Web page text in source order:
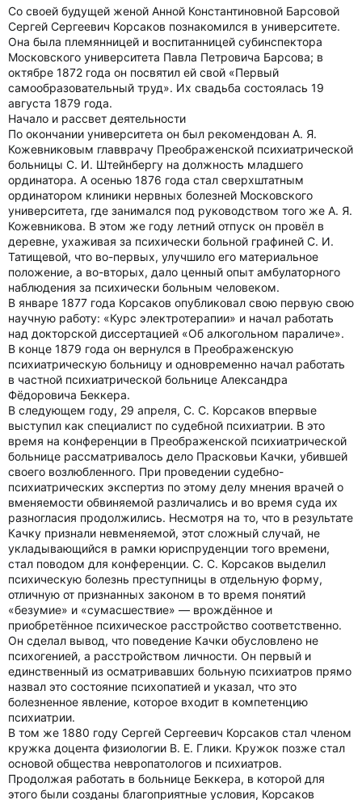
Со своей будущей женой Анной Константиновной Барсовой
Сергей Сергеевич Корсаков познакомился в университете.
Она была племянницей и воспитанницей субинспектора
Московского университета Павла Петровича Барсова; в
октябре 1872 года он посвятил ей свой «Первый
самообразовательный труд». Их свадьба состоялась 19
августа 1879 года.
Начало и рассвет деятельности
По окончании университета он был рекомендован А. Я.
Кожевниковым главврачу Преображенской психиатрической
больницы С. И. Штейнбергу на должность младшего
ординатора. А осенью 1876 года стал сверхштатным
ординатором клиники нервных болезней Московского
университета, где занимался под руководством того же А. Я.
Кожевникова. В этом же году летний отпуск он провёл в
деревне, ухаживая за психически больной графиней С. И.
Татищевой, что во-первых, улучшило его материальное
положение, а во-вторых, дало ценный опыт амбулаторного
наблюдения за психически больным человеком.
В январе 1877 года Корсаков опубликовал свою первую свою
научную работу: «Курс электротерапии» и начал работать
над докторской диссертацией «Об алкогольном параличе».
В конце 1879 года он вернулся в Преображенскую
психиатрическую больницу и одновременно начал работать
в частной психиатрической больнице Александра
Фёдоровича Беккера.
В следующем году, 29 апреля, С. С. Корсаков впервые
выступил как специалист по судебной психиатрии. В это
время на конференции в Преображенской психиатрической
больнице рассматривалось дело Прасковьи Качки, убившей
своего возлюбленного. При проведении судебно-
психиатрических экспертиз по этому делу мнения врачей о
вменяемости обвиняемой различались и во время суда их
разногласия продолжились. Несмотря на то, что в результате
Качку признали невменяемой, этот сложный случай, не
укладывающийся в рамки юриспруденции того времени,
стал поводом для конференции. С. С. Корсаков выделил
психическую болезнь преступницы в отдельную форму,
отличную от признанных законом в то время понятий
«безумие» и «сумасшествие» — врождённое и
приобретённое психическое расстройство соответственно.
Он сделал вывод, что поведение Качки обусловлено не
психогенией, а расстройством личности. Он первый и
единственный из осматривавших больную психиатров прямо
назвал это состояние психопатией и указал, что это
болезненное явление, которое входит в компетенцию
психиатрии.
В том же 1880 году Сергей Сергеевич Корсаков стал членом
кружка доцента физиологии В. Е. Глики. Кружок позже стал
основой общества невропатологов и психиатров.
Продолжая работать в больнице Беккера, в которой для
этого были созданы благоприятные условия, Корсаков